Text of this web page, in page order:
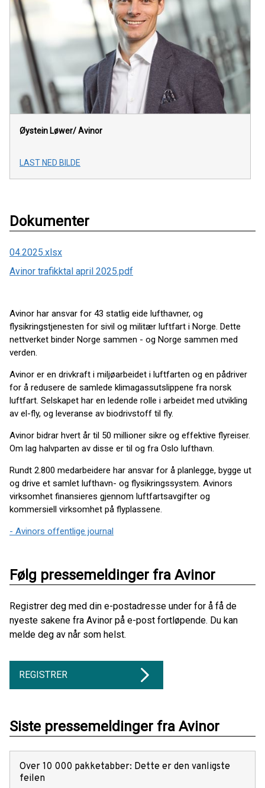
Øystein Løwer/Avinor
LAST NED BILDE
Dokumenter
04.2025.xlsx
Avinor trafikktal april 2025.pdf
Avinor har ansvar for 43 statlig eide lufthavner, og
flysikringstjenesten for sivil og militær luftfart i Norge. Dette
nettverket binder Norge sammen - og Norge sammen med
verden.
Avinor er en drivkraft i miljøarbeidet i luftfarten og en pådriver
for å redusere de samlede klimagassutslippene fra norsk
luftfart. Selskapet har en ledende rolle i arbeidet med utvikling
av el-fly, og leveranse av biodrivstoff til fly.
Avinor bidrar hvert år til 50 millioner sikre og effektive flyreiser.
Om lag halvparten av disse er til og fra Oslo lufthavn.
Rundt 2.800 medarbeidere har ansvar for å planlegge, bygge ut
og drive et samlet lufthavn- og flysikringssystem. Avinors
virksomhet finansieres gjennom luftfartsavgifter og
kommersiell virksomhet på flyplassene.
- Avinors offentlige journal
Følg pressemeldinger fra Avinor
Registrer deg med din e-postadresse under for å få de
nyeste sakene fra Avinor på e-post fortløpende. Du kan
melde deg av når som helst.
REGISTRER
Siste pressemeldinger fra Avinor
Over 10 000 pakketabber: Dette er den vanligste
feilen